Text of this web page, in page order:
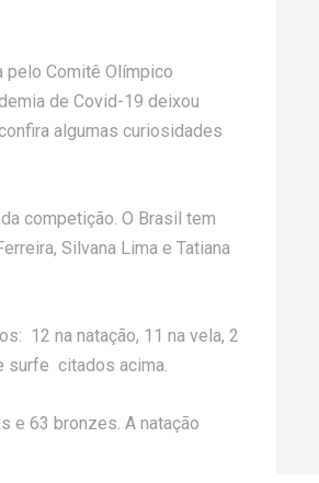
pelo Comitê Olímpico
de Covid-19 deixou
algumas curiosidades
competição. O Brasil tem
Silvana Lima e Tatiana
12 na natação, 11 na vela, 2
surfe citados acima.
e 63 bronzes. A natação